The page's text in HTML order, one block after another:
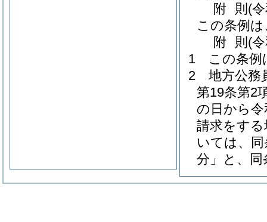
附 則 (
この条例
附 則 (
1
この条例
2
地方公務
第19条第2
の日から
請求をす
いては、
分」と、